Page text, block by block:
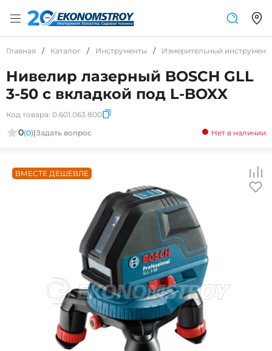
Главная / Каталог / Инструменты / Измерительный инструмент
Нивелир лазерный BOSCH GLL
3-50 с вкладкой под L-BOXX
Код товара: 0.601.063.800
0(0)|Задать вопрос Нет в наличии
ВМЕСТЕ ДЕШЕВЛЕ